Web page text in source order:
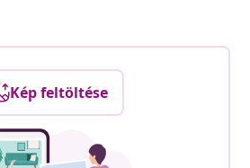
Kép feltöltése